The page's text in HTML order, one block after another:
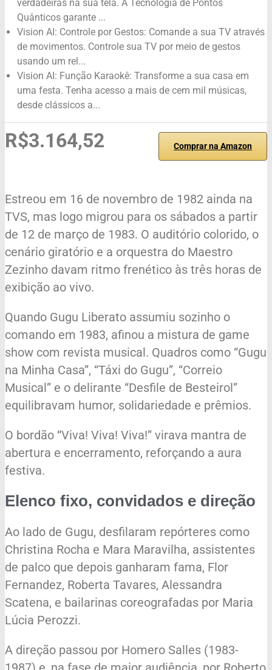
verdadeiras na sua tela. A Tecnologia de Pontos
Quânticos garante ...
Vision AI: Controle por Gestos: Comande a sua TV através
de movimentos. Controle sua TV por meio de gestos
usando um rel...
Vision AI: Função Karaokê: Transforme a sua casa em
uma festa. Tenha acesso a mais de cem mil músicas,
desde clássicos a...
R$3.164,52 Comprar na Amazon
Estreou em 16 de novembro de 1982 ainda na
TVS, mas logo migrou para os sábados a partir
de 12 de março de 1983. O auditório colorido, o
cenário giratório e a orquestra do Maestro
Zezinho davam ritmo frenético às três horas de
exibição ao vivo.
Quando Gugu Liberato assumiu sozinho o
comando em 1983, afinou a mistura de game
show com revista musical. Quadros como “Gugu
na Minha Casa”, “Táxi do Gugu”, “Correio
Musical” e o delirante “Desfile de Besteirol”
equilibravam humor, solidariedade e prêmios.
O bordão “Viva! Viva! Viva!” virava mantra de
abertura e encerramento, reforçando a aura
festiva.
Elenco fixo, convidados e direção
Ao lado de Gugu, desfilaram repórteres como
Christina Rocha e Mara Maravilha, assistentes
de palco que depois ganharam fama, Flor
Fernandez, Roberta Tavares, Alessandra
Scatena, e bailarinas coreografadas por Maria
Lúcia Perozzi.
A direção passou por Homero Salles (1983-